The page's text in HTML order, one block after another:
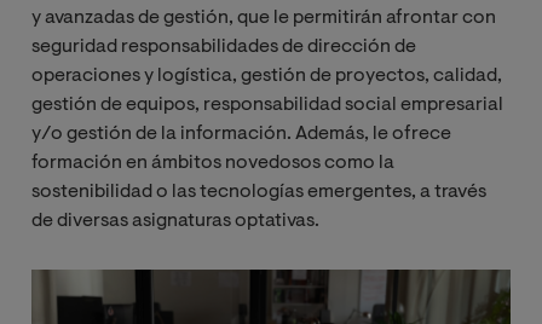
y avanzadas de gestión, que le permitirán afrontar con
seguridad responsabilidades de dirección de
operaciones y logística, gestión de proyectos, calidad,
gestión de equipos, responsabilidad social empresarial
y/o gestión de la información. Además, le ofrece
formación en ámbitos novedosos como la
sostenibilidad o las tecnologías emergentes, a través
de diversas asignaturas optativas.